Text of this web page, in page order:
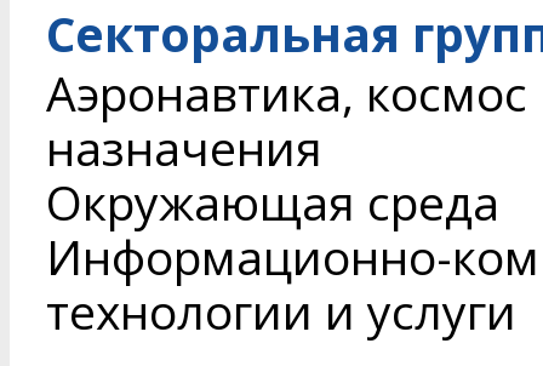
Секторальная
Аэронавтика,
назначения
Окружающая среда
Информационно-
технологии и услуги